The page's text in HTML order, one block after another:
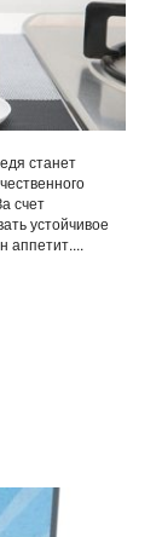
станет
счет
устойчивое
аппетит....